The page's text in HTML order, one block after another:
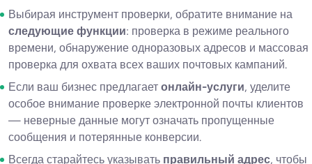
Выбирая инструмент проверки, обратите внимание на
следующие функции: проверка в режиме реального
времени, обнаружение одноразовых адресов и массовая
проверка для охвата всех ваших почтовых кампаний.
Если ваш бизнес предлагает онлайн-услуги, уделите
особое внимание проверке электронной почты клиентов
— неверные данные могут означать пропущенные
сообщения и потерянные конверсии.
Всегда старайтесь указывать правильный адрес, чтобы